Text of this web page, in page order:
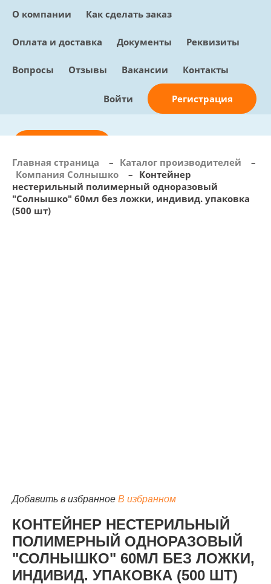
О компании Как сделать заказ
Оплата и доставка Документы Реквизиты
Вопросы Отзывы Вакансии Контакты
Войти Регистрация
info@sunmed.ru
Пн – Пт: с 10:00 - 18:00
Главная страница – Каталог производителей
–
Компания Солнышко
– Контейнер
нестерильный полимерный одноразовый
"Солнышко" 60мл без ложки, индивид. упаковка
(500 шт)
Добавить в избранное В избранном
КОНТЕЙНЕР НЕСТЕРИЛЬНЫЙ
ПОЛИМЕРНЫЙ ОДНОРАЗОВЫЙ
"СОЛНЫШКО" 60МЛ БЕЗ ЛОЖКИ,
ИНДИВИД. УПАКОВКА (500 ШТ)